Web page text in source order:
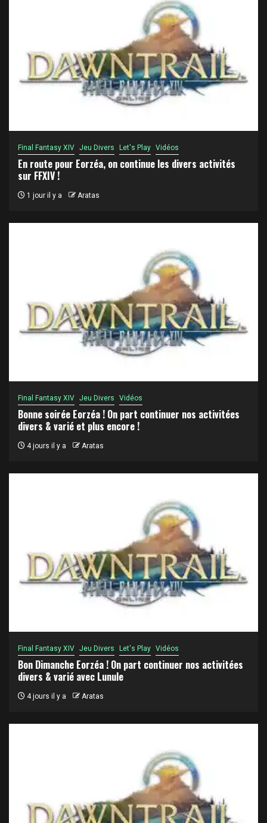
Final Fantasy XIV Jeu Divers Let's Play Vidéos
En route pour Eorzéa, on continue les divers activités
sur FFXIV !
1 jour il y a Aratas
Final Fantasy XIV Jeu Divers Vidéos
Bonne soirée Eorzéa ! On part continuer nos activitées
divers & varié et plus encore !
4 jours il y a Aratas
Final Fantasy XIV Jeu Divers Let's Play Vidéos
Bon Dimanche Eorzéa ! On part continuer nos activitées
divers & varié avec Lunule
4 jours il y a Aratas